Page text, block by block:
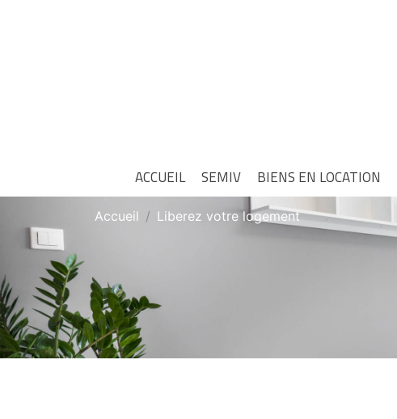
ACCUEIL SEMIV BIENS EN LOCATION
Accueil Liberez votre logement